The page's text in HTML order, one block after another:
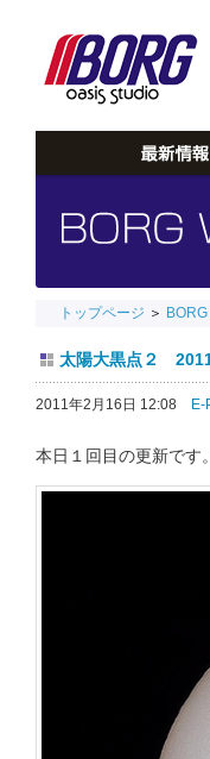
トップページ ＞
太陽大黒点２
2011年2月16日 12:08 E-
本日１回目の更新です。